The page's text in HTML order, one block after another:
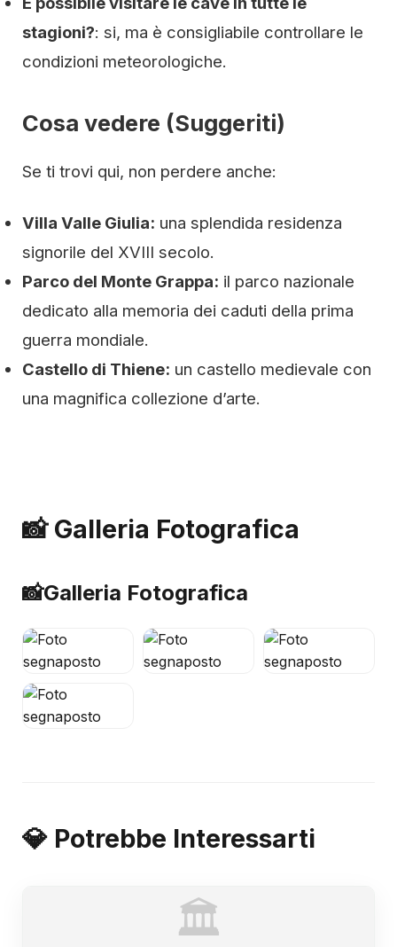
stagioni?: si, ma è consigliabile controllare le
condizioni meteorologiche.
Cosa vedere (Suggeriti)
Se ti trovi qui, non perdere anche:
Villa Valle Giulia: una splendida residenza
signorile del XVIII secolo.
Parco del Monte Grappa: il parco nazionale
dedicato alla memoria dei caduti della prima
guerra mondiale.
Castello di Thiene: un castello medievale con
una magnifica collezione d’arte.
📸 Galleria Fotografica
📸Galleria Fotografica
💎 Potrebbe Interessarti
🏛️